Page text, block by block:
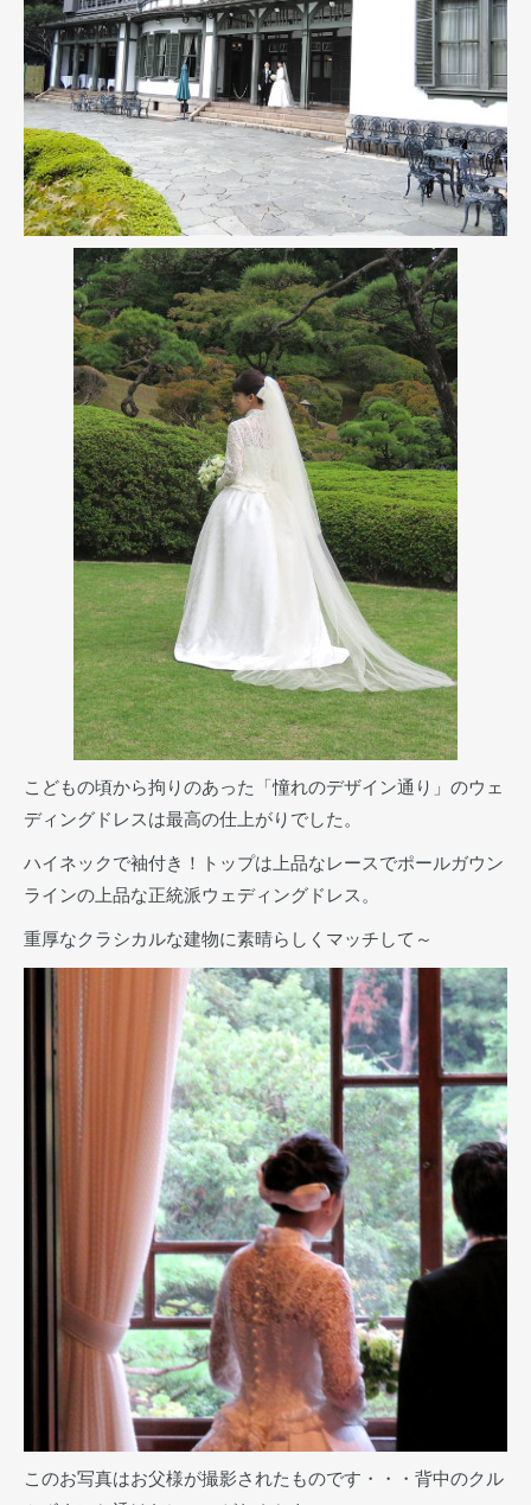
こどもの頃から拘りのあった「憧れのデザイン通り」のウェ
ディングドレスは最高の仕上がりでした。
ハイネックで袖付き！トップは上品なレースでポールガウン
ラインの上品な正統派ウェディングドレス。
重厚なクラシカルな建物に素晴らしくマッチして～
このお写真はお父様が撮影されたものです・・・背中のクル